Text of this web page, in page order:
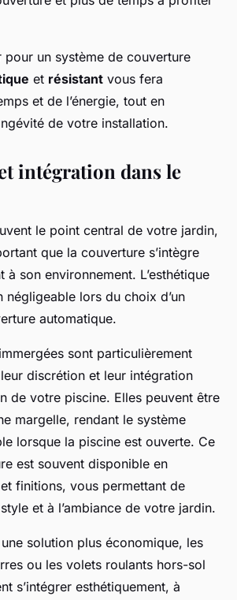
pour un système de couverture
et résistant vous fera
et de l’énergie, tout en
de votre installation.
intégration dans le
le point central de votre jardin,
que la couverture s’intègre
à son environnement. L’esthétique
négligeable lors du choix d’un
automatique.
sont particulièrement
discrétion et leur intégration
de votre piscine. Elles peuvent être
margelle, rendant le système
lorsque la piscine est ouverte. Ce
est souvent disponible en
finitions, vous permettant de
et à l’ambiance de votre jardin.
solution plus économique, les
ou les volets roulants hors-sol
s’intégrer esthétiquement, à